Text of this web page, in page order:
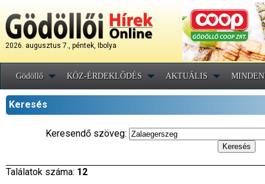
2026. augusztus 7., péntek, Ibolya
Gödöllő KÖZ-ÉRDEKLŐDÉS AKTUÁLIS
Keresés
Keresendő szöveg:
Találatok száma: 12